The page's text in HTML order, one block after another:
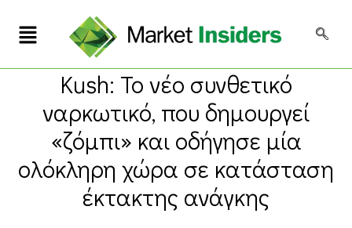
Kush: Το νέο συνθετικό
ναρκωτικό, που δημουργεί
«ζόμπι» και οδήγησε μία
ολόκληρη χώρα σε κατάσταση
έκτακτης ανάγκης